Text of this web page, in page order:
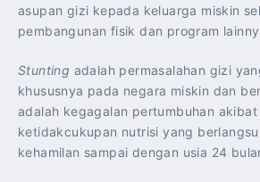
asupan gizi kepada keluarga miskin
pembangunan fisik dan program
Stunting adalah permasalahan gizi
khususnya pada negara miskin dan
adalah kegagalan pertumbuhan akibat
ketidakcukupan nutrisi yang
kehamilan sampai dengan usia 24